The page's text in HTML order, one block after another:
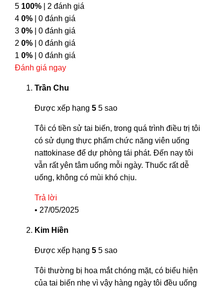
5 100% | 2 đánh giá
4 0% | 0 đánh giá
3 0% | 0 đánh giá
2 0% | 0 đánh giá
1 0% | 0 đánh giá
Đánh giá ngay
Trần Chu
Được xếp hạng 5 5 sao
Tôi có tiền sử tai biến, trong quá trình điều trị tôi
có sử dụng thực phẩm chức năng viên uống
nattokinase để dự phòng tái phát. Đến nay tôi
vẫn rất yên tâm uống mỗi ngày. Thuốc rất dễ
uống, không có mùi khó chịu.
Trả lời
• 27/05/2025
Kim Hiền
Được xếp hạng 5 5 sao
Tôi thường bị hoa mắt chóng mặt, có biểu hiện
của tai biến nhẹ vì vậy hàng ngày tôi đều uống